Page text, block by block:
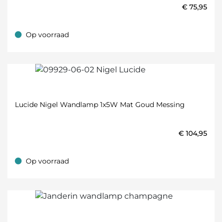
€ 75,95
Op voorraad
Op voorraad
Lucide Nigel Wandlamp 1x5W Mat Goud Messing
€ 104,95
Op voorraad
Op voorraad